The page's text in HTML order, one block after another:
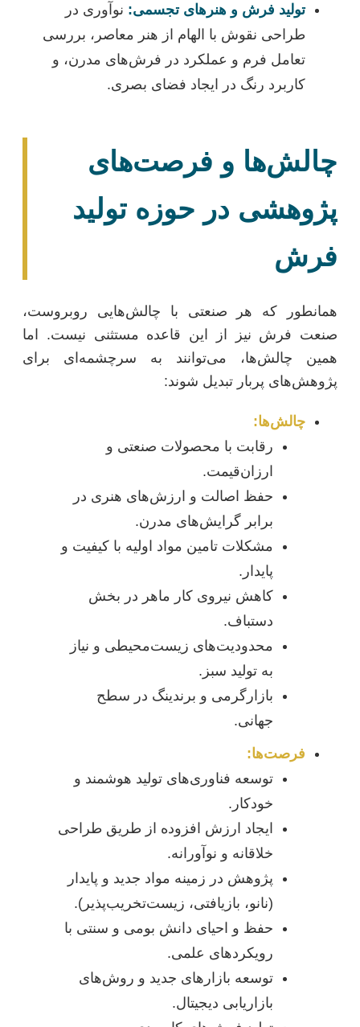
تولید فرش و هنرهای تجسمی: نوآوری در
طراحی نقوش با الهام از هنر معاصر، بررسی
تعامل فرم و عملکرد در فرش‌های مدرن، و
کاربرد رنگ در ایجاد فضای بصری.
چالش‌ها و فرصت‌های
پژوهشی در حوزه تولید
فرش
همانطور که هر صنعتی با چالش‌هایی روبروست،
صنعت فرش نیز از این قاعده مستثنی نیست. اما
همین چالش‌ها، می‌توانند به سرچشمه‌ای برای
پژوهش‌های پربار تبدیل شوند:
چالش‌ها:
رقابت با محصولات صنعتی و
ارزان‌قیمت.
حفظ اصالت و ارزش‌های هنری در
برابر گرایش‌های مدرن.
مشکلات تامین مواد اولیه با کیفیت و
پایدار.
کاهش نیروی کار ماهر در بخش
دستباف.
محدودیت‌های زیست‌محیطی و نیاز
به تولید سبز.
بازارگرمی و برندینگ در سطح
جهانی.
فرصت‌ها:
توسعه فناوری‌های تولید هوشمند و
خودکار.
ایجاد ارزش افزوده از طریق طراحی
خلاقانه و نوآورانه.
پژوهش در زمینه مواد جدید و پایدار
(نانو، بازیافتی، زیست‌تخریب‌پذیر).
حفظ و احیای دانش بومی و سنتی با
رویکردهای علمی.
توسعه بازارهای جدید و روش‌های
بازاریابی دیجیتال.